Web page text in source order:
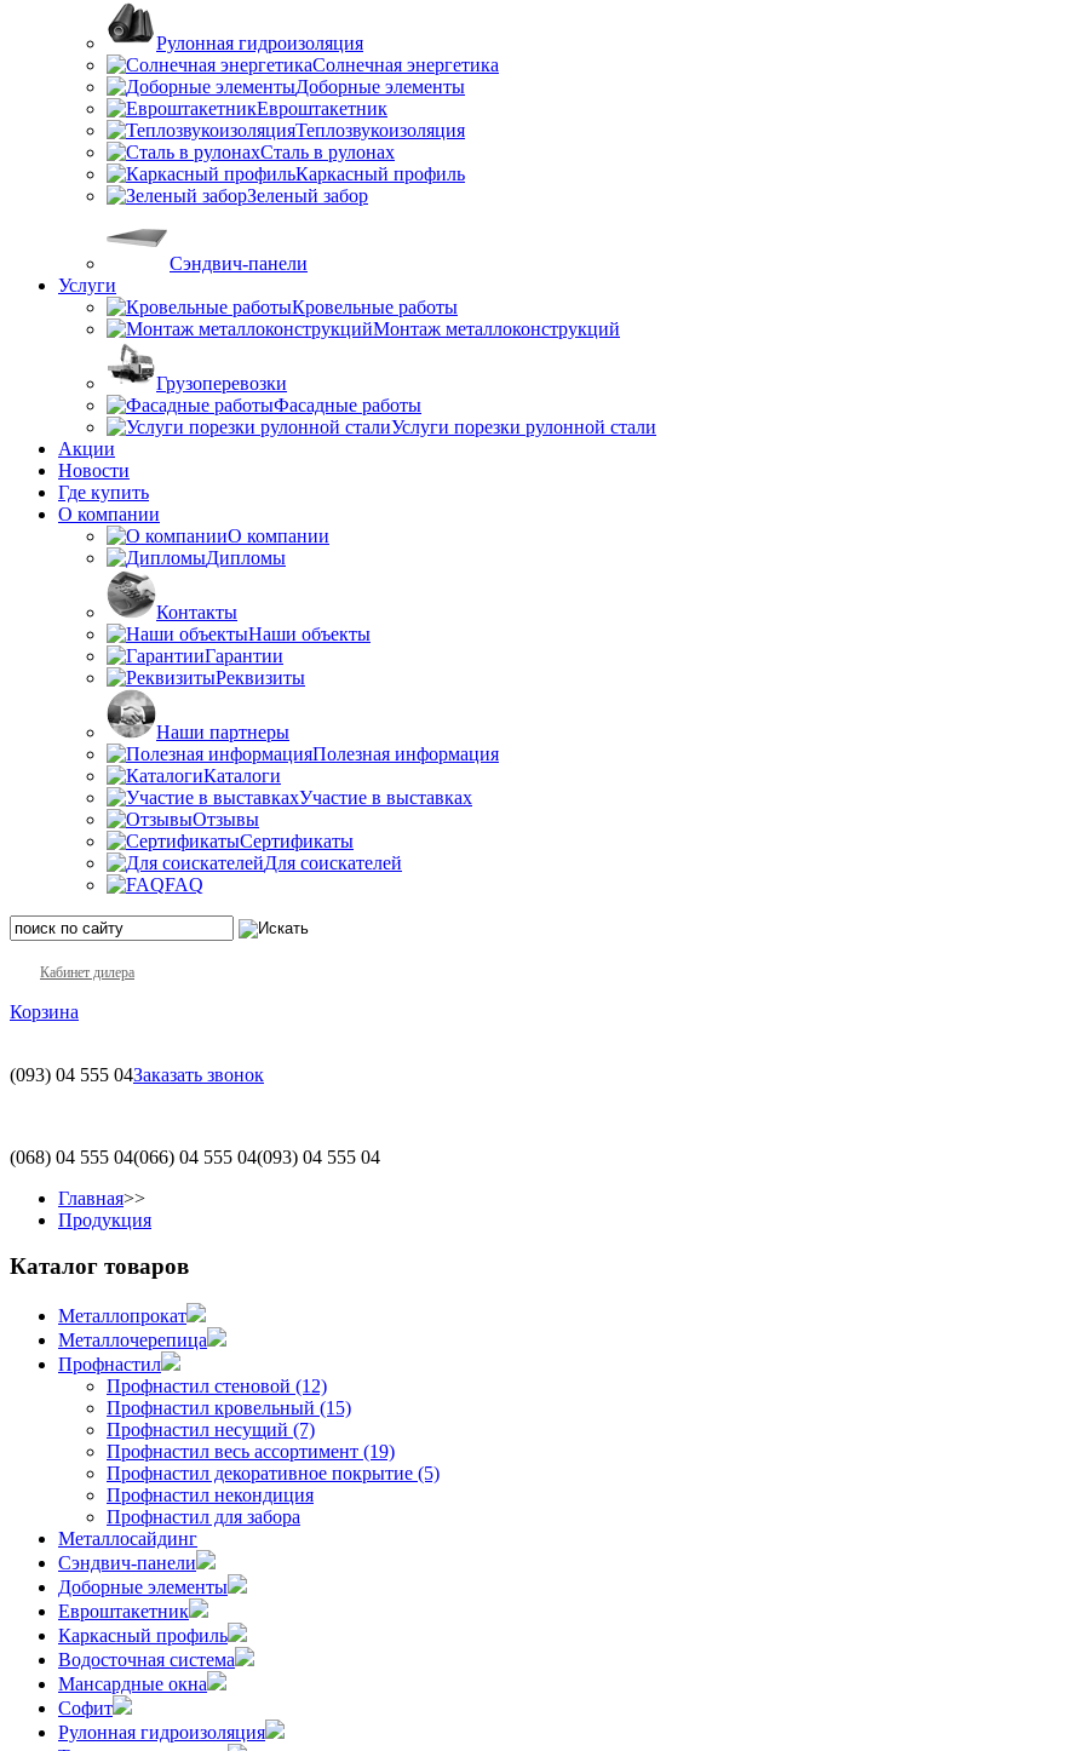
Рулонная гидроизоляция
Солнечная энергетика
Доборные элементы
Евроштакетник
Теплозвукоизоляция
Сталь в рулонах
Каркасный профиль
Зеленый забор
Сэндвич-панели
Услуги
Кровельные работы
Монтаж металлоконструкций
Грузоперевозки
Фасадные работы
Услуги порезки рулонной стали
Акции
Новости
Где купить
О компании
О компании
Дипломы
Контакты
Наши объекты
Гарантии
Реквизиты
Наши партнеры
Полезная информация
Каталоги
Участие в выставках
Отзывы
Сертификаты
Для соискателей
FAQ
Кабинет дилера
Корзина
(093) 04 555 04Заказать звонок
(068) 04 555 04(066) 04 555 04(093) 04 555 04
Главная>>
Продукция
Каталог товаров
Металлопрокат
Металлочерепица
Профнастил
Профнастил стеновой (12)
Профнастил кровельный (15)
Профнастил несущий (7)
Профнастил весь ассортимент (19)
Профнастил декоративное покрытие (5)
Профнастил некондиция
Профнастил для забора
Металлосайдинг
Сэндвич-панели
Доборные элементы
Евроштакетник
Каркасный профиль
Водосточная система
Мансардные окна
Софит
Рулонная гидроизоляция